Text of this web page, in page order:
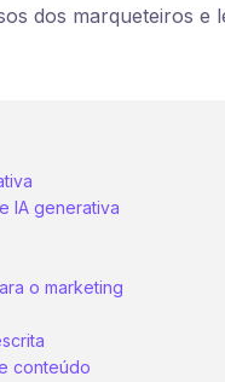
dos marqueteiros e
IA generativa
o marketing
conteúdo